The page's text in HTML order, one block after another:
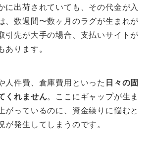
に出荷されていても、その代金が入
、数週間〜数ヶ月のラグが生まれが
引先が大手の場合、支払いサイトが
あります。
人件費、倉庫費用といった 日々の固
くれません。ここにギャップが生ま
がっているのに、資金繰りに悩むと
が発生してしまうのです。